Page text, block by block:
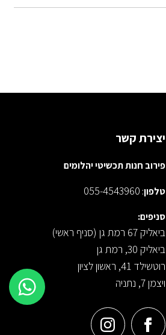
יצירת קשר
פירוב חנות תכשיטי יהלומים
טלפון:
055-4543960
סניפים:
ביאליק 67 רמת גן (סניף ראשי)
ביאליק 30, רמת גן
רוטשילד 41, ראשון לציון
ויצמן 7, נתניה